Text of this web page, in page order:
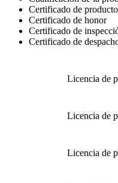
Certificado de producto
Certificado de honor
Certificado de
Certificado de
Licencia de
Licencia de
Licencia de